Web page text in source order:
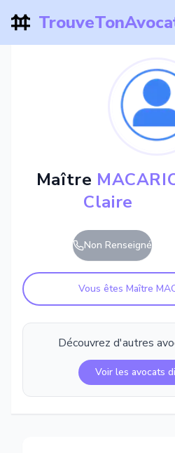
Maître
Claire
Non Renseigné
Vous êtes Maître
Découvrez d'autres
Voir les avocats